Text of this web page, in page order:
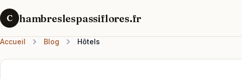
C hambreslespassiflores.fr
Accueil Blog Hôtels